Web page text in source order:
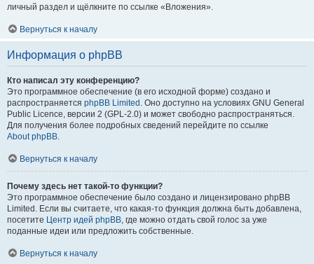
личный раздел и щёлкните по ссылке «Вложения».
Вернуться к началу
Информация о phpBB
Кто написал эту конференцию?
Это программное обеспечение (в его исходной форме) создано и
распространяется phpBB Limited . Оно доступно на условиях GNU General
Public Licence, версии 2 (GPL-2.0) и может свободно распространяться.
Для получения более подробных сведений перейдите по ссылке
About phpBB.
Вернуться к началу
Почему здесь нет такой-то функции?
Это программное обеспечение было создано и лицензировано phpBB
Limited. Если вы считаете, что какая-то функция должна быть добавлена,
посетите Центр идей phpBB, где можно отдать свой голос за уже
поданные идеи или предложить собственные.
Вернуться к началу